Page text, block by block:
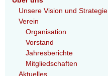
Unsere Vision und Strategie
Verein
Organisation
Vorstand
Jahresberichte
Mitgliedschaften
Aktuelles